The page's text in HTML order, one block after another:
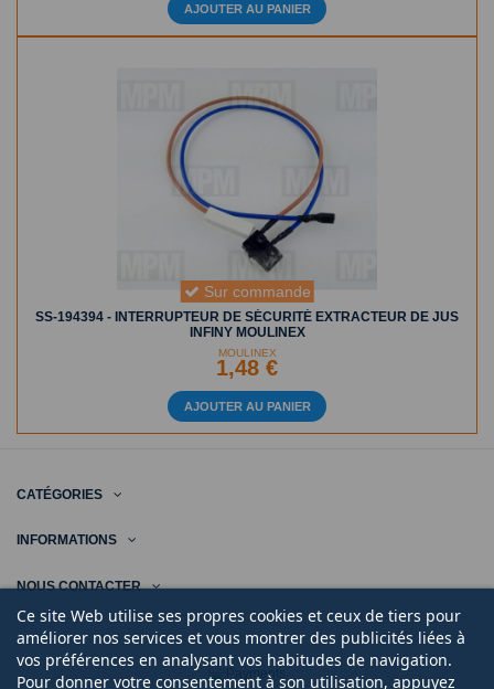
AJOUTER AU PANIER
Sur commande
SS-194394 - INTERRUPTEUR DE SÉCURITÉ EXTRACTEUR DE JUS
INFINY MOULINEX
MOULINEX
1,48 €
AJOUTER AU PANIER
CATÉGORIES
INFORMATIONS
NOUS CONTACTER
Ce site Web utilise ses propres cookies et ceux de tiers pour
améliorer nos services et vous montrer des publicités liées à
vos préférences en analysant vos habitudes de navigation.
Pour donner votre consentement à son utilisation, appuyez